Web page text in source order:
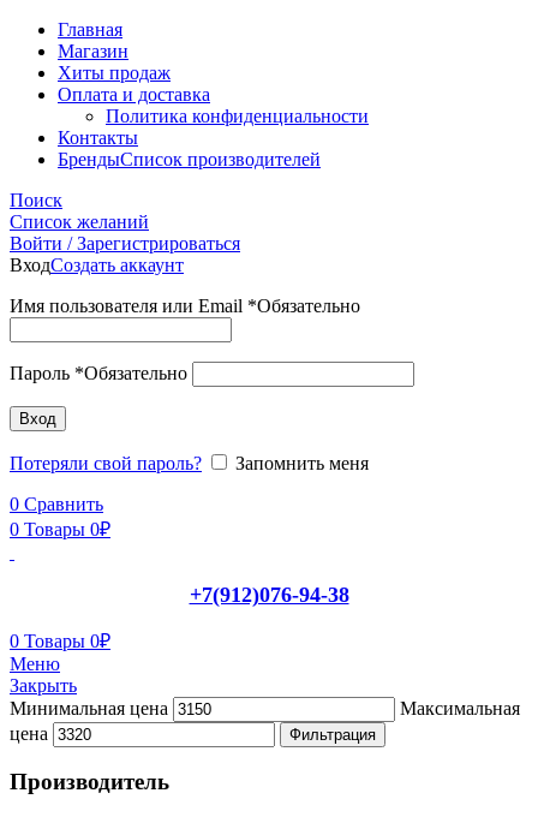
Главная
Магазин
Хиты продаж
Оплата и доставка
Политика конфиденциальности
Контакты
БрендыСписок производителей
Поиск
Список желаний
Войти / Зарегистрироваться
ВходСоздать аккаунт
Имя пользователя или Email *Обязательно
Пароль *Обязательно
Вход
Потеряли свой пароль?
Запомнить меня
0 Сравнить
0 Товары 0₽
+7(912)076-94-38
0 Товары 0₽
Меню
Закрыть
Минимальная цена
Максимальная
цена
Фильтрация
Производитель